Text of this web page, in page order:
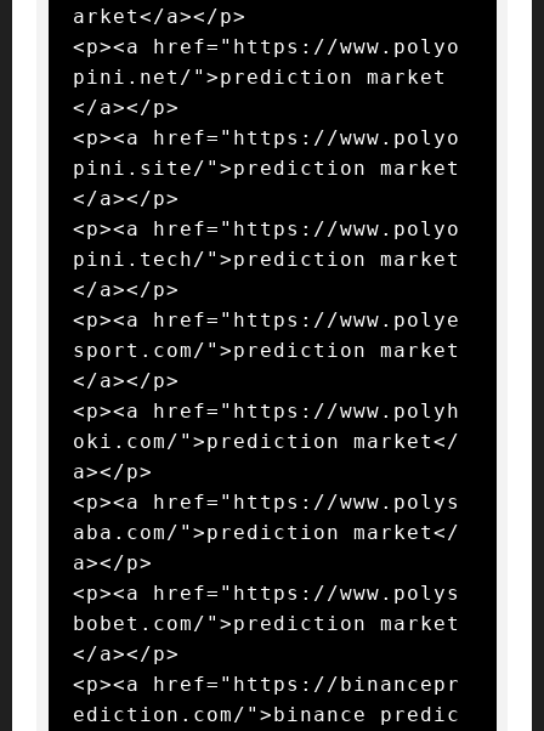
arket</a></p>
<p><a href="https://www.polyo
pini.net/">prediction market
</a></p>
<p><a href="https://www.polyo
pini.site/">prediction market
</a></p>
<p><a href="https://www.polyo
pini.tech/">prediction market
</a></p>
<p><a href="https://www.polye
sport.com/">prediction market
</a></p>
<p><a href="https://www.polyh
oki.com/">prediction market</
a></p>
<p><a href="https://www.polys
aba.com/">prediction market</
a></p>
<p><a href="https://www.polys
bobet.com/">prediction market
</a></p>
<p><a href="https://binancepr
ediction.com/">binance predic